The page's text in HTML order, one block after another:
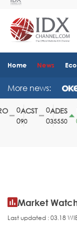
Home News
More news:
ACST
90
ADES
35550
Market
Last updated : 03.18